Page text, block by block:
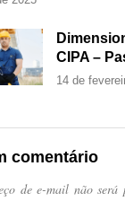
CIPA –
14 de
comentário
de e-mail não será